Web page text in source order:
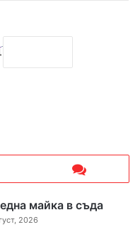
майка в съда
2026